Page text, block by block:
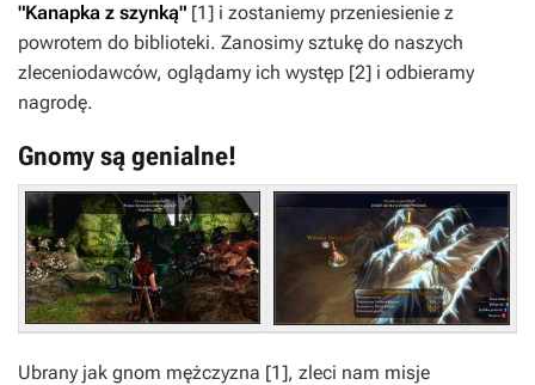
"Kanapka z szynką" [1] i zostaniemy przeniesienie z
powrotem do biblioteki. Zanosimy sztukę do naszych
zleceniodawców, oglądamy ich występ [2] i odbieramy
nagrodę.
Gnomy są genialne!
Ubrany jak gnom mężczyzna [1], zleci nam misje